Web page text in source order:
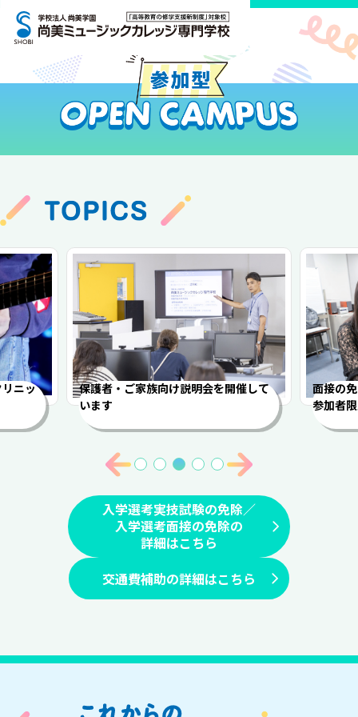
ニッ
保護者・ご家族向け説明会を開催して
います
面接の
参加者
入学選考実技試験の免除／
入学選考面接の免除の
詳細はこちら
交通費補助の詳細はこちら